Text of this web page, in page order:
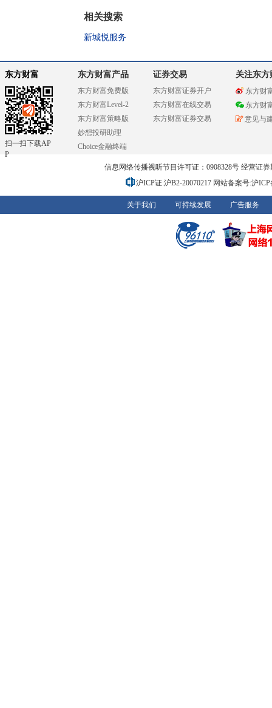
相关搜索
新城悦服务
东方财富
扫一扫下载AP
P
东方财富产品
东方财富免费版
东方财富Level-2
东方财富策略版
妙想投研助理
Choice金融终端
证券交易
东方财富证券开户
东方财富在线交易
东方财富证券交易
关注东方
东方财
东方财
意见与
信息网络传播视听节目许可证：0908328号 经营证
沪ICP证:沪B2-20070217 网站备案号:沪
关于我们 可持续发展 广告服务